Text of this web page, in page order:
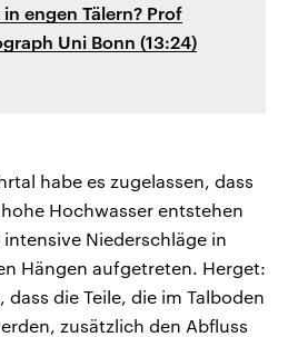
engen Tälern? Prof
Uni Bonn (13:24)
habe es zugelassen, dass
Hochwasser entstehen
Niederschläge in
Hängen aufgetreten. Herget:
dass die Teile, die im Talboden
zusätzlich den Abfluss